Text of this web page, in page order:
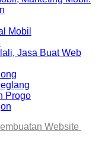
Mobil
Jasa Buat Web
Progo
Website